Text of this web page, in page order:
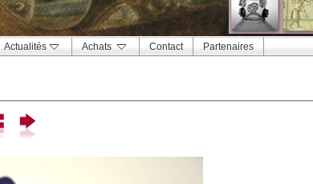
Actualités Achats Contact Partenaires